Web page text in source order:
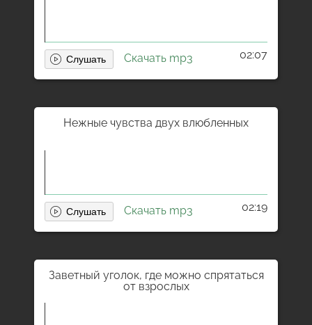
Скачать mp3 02:07
Нежные чувства двух влюбленных
Скачать mp3 02:19
Заветный уголок, где можно спрятаться
от взрослых